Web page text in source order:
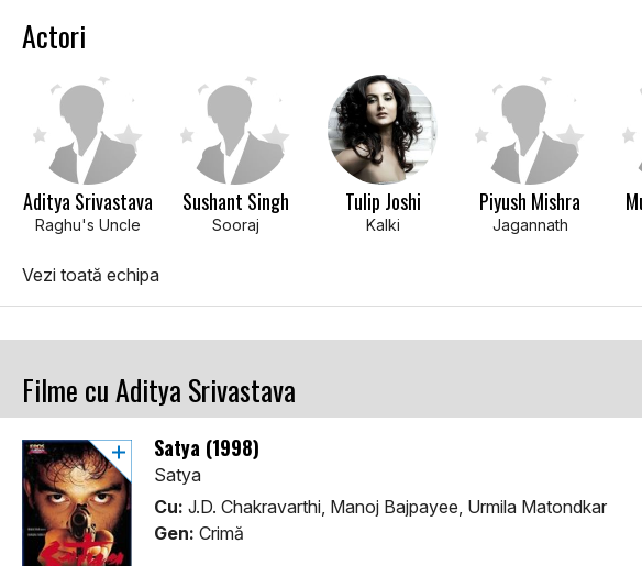
Actori
Aditya Srivastava
Raghu's Uncle
Sushant Singh
Sooraj
Tulip Joshi
Kalki
Piyush Mishra
Jagannath
Vezi toată echipa
Filme cu Aditya Srivastava
Satya (1998)
Satya
Cu: J.D. Chakravarthi, Manoj Bajpayee, Urmila Matondkar
Gen: Crimă